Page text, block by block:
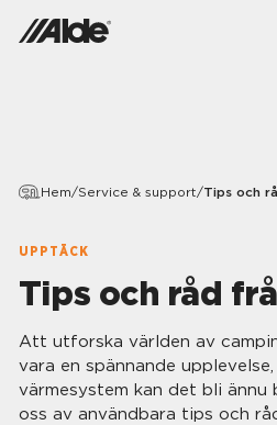
Hem/Service & support/Tips och
UPPTÄCK
Tips och råd
Att utforska världen av
vara en spännande
värmesystem kan det bli ännu
oss av användbara tips och